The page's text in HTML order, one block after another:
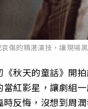
傷的精湛演技，讓現場
秋天的童話》開
紅影星，讓劇組
反悔，沒想到周